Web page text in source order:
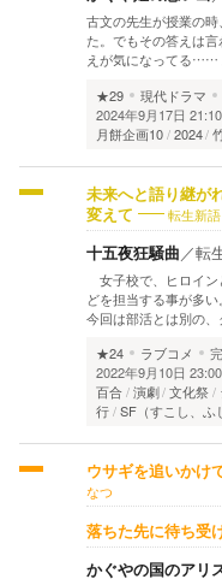
古文の先生が授業の
た。でもその答えは
えが気になってる……
★29
現代ドラマ
2024年9月17日
月餅企画10 2024
未来へと語り継が
変えて
転生新語
十五夜狂騒曲 ／転
女子校で、ヒロイン
どを担当する事が多
今回は部活とは別の
★24
ラブコメ
2022年9月10日
百合 演劇 文化祭
行 SF（すこし、ふ
ウサギを追いかけ
なつ
落ちた先に待ち受
かぐやの国のアリ